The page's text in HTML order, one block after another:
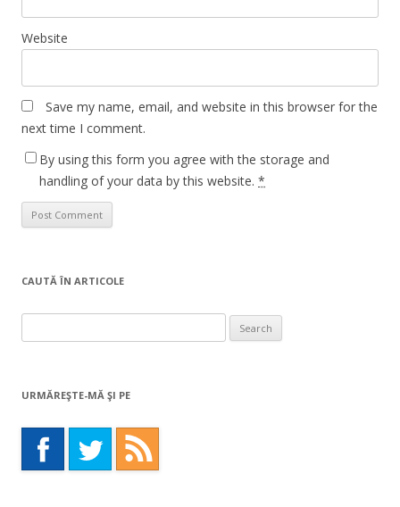
Website
Save my name, email, and website in this browser for the
next time I comment.
By using this form you agree with the storage and
handling of your data by this website. *
CAUTĂ ÎN ARTICOLE
for:
URMĂREŞTE-MĂ ŞI PE